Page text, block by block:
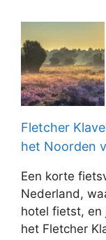
Fletcher
het Noorden
Een korte
Nederland,
hotel fietst, en
het Fletcher